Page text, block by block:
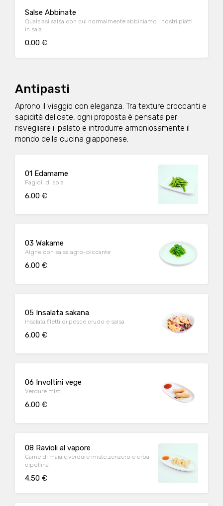
Salse Abbinate
Qualsiasi salsa con cui normalmente abbiniamo i nostri piatti
in sala
0.00 €
Antipasti
Aprono il viaggio con eleganza. Tra texture croccanti e
sapidità delicate, ogni proposta è pensata per
risvegliare il palato e introdurre armoniosamente il
mondo della cucina giapponese.
01 Edamame
Fagioli di soia
6.00 €
03 Wakame
Alghe con salsa agro-piccante
6.00 €
05 Insalata sakana
Insalata,filetti di pesce crudo e salsa
6.00 €
06 Involtini vege
Verdure misti
6.00 €
08 Ravioli al vapore
Carne di maiale,verdure miste,zenzero e erba
cipollina
4.50 €